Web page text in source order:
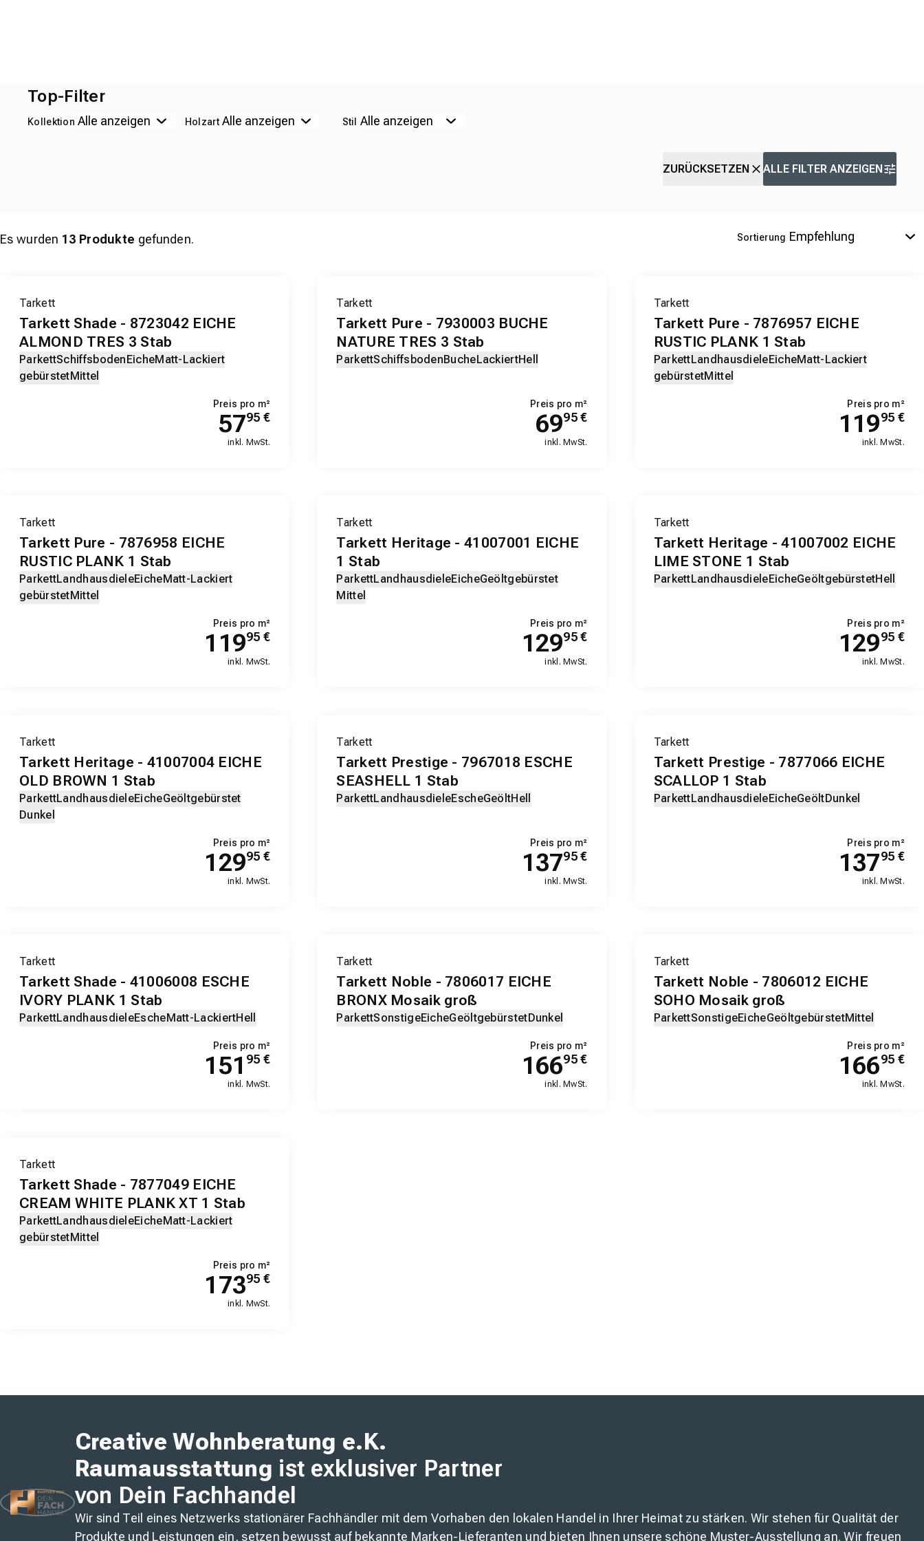
Top-Filter
Kollektion Holzart Stil
ZURÜCKSETZEN ALLE FILTER ANZEIGEN
Es wurden 13 Produkte gefunden. Sortierung
Tarkett
Tarkett Shade - 8723042 EICHE
ALMOND TRES 3 Stab
ParkettSchiffsbodenEicheMatt-Lackiert
gebürstetMittel
Preis pro m²
5795 €
inkl. MwSt.
Tarkett
Tarkett Pure - 7930003 BUCHE
NATURE TRES 3 Stab
ParkettSchiffsbodenBucheLackiertHell
Preis pro m²
6995€
inkl. MwSt.
Tarkett
Tarkett Pure - 7876957 EICHE
RUSTIC PLANK 1 Stab
ParkettLandhausdieleEicheMatt-Lackiert
gebürstetMittel
Preis pro m²
11995 €
inkl. MwSt.
Tarkett
Tarkett Pure - 7876958 EICHE
RUSTIC PLANK 1 Stab
ParkettLandhausdieleEicheMatt-Lackiert
gebürstetMittel
Preis pro m²
11995 €
inkl. MwSt.
Tarkett
Tarkett Heritage - 41007001 EICHE
1 Stab
ParkettLandhausdieleEicheGeöltgebürstet
Mittel
Preis pro m²
12995€
inkl. MwSt.
Tarkett
Tarkett Heritage - 41007002 EICHE
LIME STONE 1 Stab
ParkettLandhausdieleEicheGeöltgebürstetHell
Preis pro m²
12995 €
inkl. MwSt.
Tarkett
Tarkett Heritage - 41007004 EICHE
OLD BROWN 1 Stab
ParkettLandhausdieleEicheGeöltgebürstet
Dunkel
Preis pro m²
12995 €
inkl. MwSt.
Tarkett
Tarkett Prestige - 7967018 ESCHE
SEASHELL 1 Stab
ParkettLandhausdieleEscheGeöltHell
Preis pro m²
13795€
inkl. MwSt.
Tarkett
Tarkett Prestige - 7877066 EICHE
SCALLOP 1 Stab
ParkettLandhausdieleEicheGeöltDunkel
Preis pro m²
13795 €
inkl. MwSt.
Tarkett
Tarkett Shade - 41006008 ESCHE
IVORY PLANK 1 Stab
ParkettLandhausdieleEscheMatt-LackiertHell
Preis pro m²
151 95 €
inkl. MwSt.
Tarkett
Tarkett Noble - 7806017 EICHE
BRONX Mosaik groß
ParkettSonstigeEicheGeöltgebürstetDunkel
Preis pro m²
16695€
inkl. MwSt.
Tarkett
Tarkett Noble - 7806012 EICHE
SOHO Mosaik groß
ParkettSonstigeEicheGeöltgebürstetMittel
Preis pro m²
16695 €
inkl. MwSt.
Tarkett
Tarkett Shade - 7877049 EICHE
CREAM WHITE PLANK XT 1 Stab
ParkettLandhausdieleEicheMatt-Lackiert
gebürstetMittel
Preis pro m²
17395 €
inkl. MwSt.
Creative Wohnberatung e.K.
Raumausstattung ist exklusiver Partner
von Dein Fachhandel
Wir sind Teil eines Netzwerks stationärer Fachhändler mit dem Vorhaben den lokalen Handel in Ihrer Heimat zu stärken. Wir stehen für Qualität der
Produkte und Leistungen ein, setzen bewusst auf bekannte Marken-Lieferanten und bieten Ihnen unsere schöne Muster-Ausstellung an. Wir freuen